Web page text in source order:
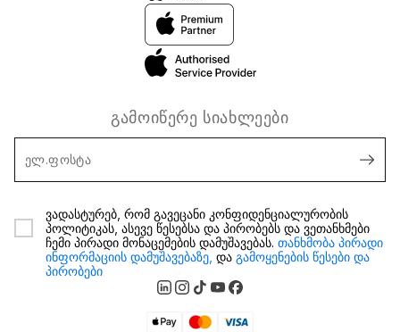
გამოიწერე სიახლეები
ელ.ფოსტა
ვადასტურებ, რომ გავეცანი კონფიდენციალურობის
პოლიტიკას, ასევე წესებსა და პირობებს და ვეთანხმები
ჩემი პირადი მონაცემების დამუშავებას. თანხმობა პირადი
ინფორმაციის დამუშავებაზე, და გამოყენების წესები და
პირობები